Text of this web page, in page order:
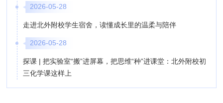
2026-05-28
走进北外附校学生宿舍，读懂成长里的温柔与陪伴
2026-05-28
探课 | 把实验室“搬”进屏幕，把思维“种”进课堂：北外附校初
三化学课这样上